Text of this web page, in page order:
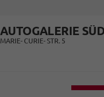
AUTOGALERIE
MARIE- CURIE- STR. 5